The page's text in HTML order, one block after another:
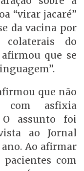
“virar jacaré”
da vacina por
colaterais do
que se
que não
com asfixia
O assunto foi
ao Jornal
Ao afirmar
com